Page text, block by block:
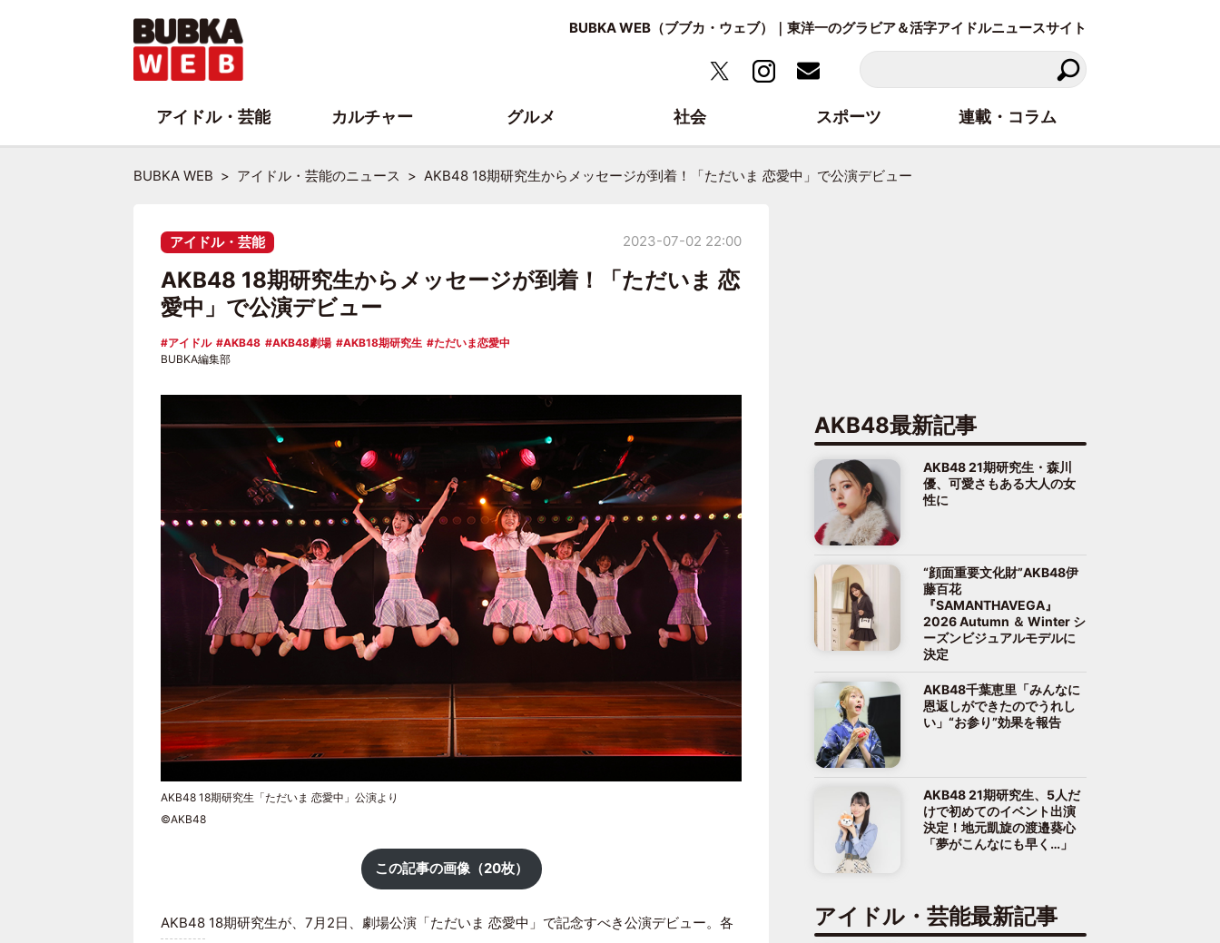
BUBKA WEB（ブブカ・ウェブ）｜東洋一のグラビア＆活字アイドルニュースサイト
BUBKA WEB アイドル・芸能のニュース AKB48 18期研究生からメッセージが到着！「ただいま 恋愛中」で公演デビュー
アイドル・芸能 2023-07-02 22:00
AKB48 18期研究生からメッセージが到着！「ただいま 恋
愛中」で公演デビュー
アイドル AKB48 AKB48劇場 AKB18期研究生
ただいま恋愛中
BUBKA編集部
AKB48 18期研究生「ただいま 恋愛中」公演より
©AKB48
この記事の画像（20枚）
AKB48 18期研究生が、7月2日、劇場公演「ただいま 恋愛中」で記念すべき公演デビュー。各
AKB48最新記事
AKB48 21期研究生・森川
優、可愛さもある大人の女
性に
“顔面重要文化財”AKB48伊
藤百花
『SAMANTHAVEGA』
2026 Autumn ＆ Winter シ
ーズンビジュアルモデルに
決定
AKB48千葉恵里「みんなに
恩返しができたのでうれし
い」“お参り”効果を報告
AKB48 21期研究生、5人だ
けで初めてのイベント出演
決定！地元凱旋の渡邉葵心
「夢がこんなにも早く…」
アイドル・芸能最新記事
アイドル・芸能 カルチャー グルメ 社会 スポーツ 連載・コラム